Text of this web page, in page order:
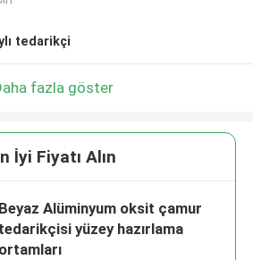
tedarikçi
fazla göster
İyi Fiyatı Alın
Beyaz Alüminyum oksit çamur
tedarikçisi yüzey hazırlama
ortamları